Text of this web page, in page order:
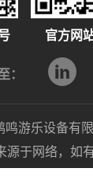
官方网
：
鸣游乐设备有
源于网络，如